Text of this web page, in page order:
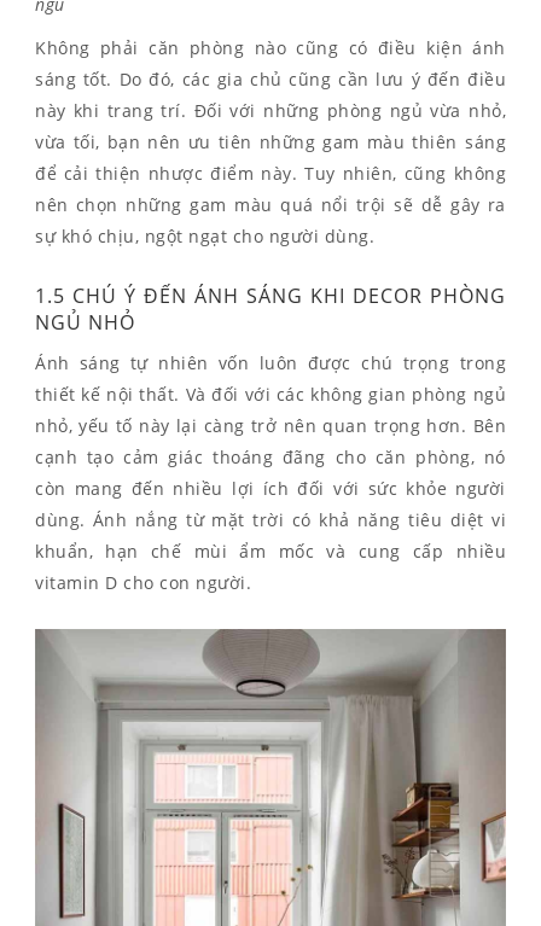
Không phải căn phòng nào cũng có điều kiện ánh
sáng tốt. Do đó, các gia chủ cũng cần lưu ý đến điều
này khi trang trí. Đối với những phòng ngủ vừa nhỏ,
vừa tối, bạn nên ưu tiên những gam màu thiên sáng
để cải thiện nhược điểm này. Tuy nhiên, cũng không
nên chọn những gam màu quá nổi trội sẽ dễ gây ra
sự khó chịu, ngột ngạt cho người dùng.
1.5 CHÚ Ý ĐẾN ÁNH SÁNG KHI DECOR PHÒNG
NGỦ NHỎ
Ánh sáng tự nhiên vốn luôn được chú trọng trong
thiết kế nội thất. Và đối với các không gian phòng ngủ
nhỏ, yếu tố này lại càng trở nên quan trọng hơn. Bên
cạnh tạo cảm giác thoáng đãng cho căn phòng, nó
còn mang đến nhiều lợi ích đối với sức khỏe người
dùng. Ánh nắng từ mặt trời có khả năng tiêu diệt vi
khuẩn, hạn chế mùi ẩm mốc và cung cấp nhiều
vitamin D cho con người.